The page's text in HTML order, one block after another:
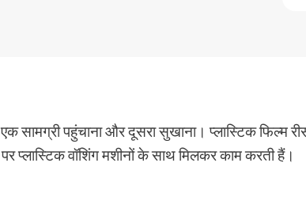
सामग्री पहुंचाना और दूसरा सुखाना। प्लास्टिक फिल्म
प्लास्टिक वॉशिंग मशीनों के साथ मिलकर काम करती हैं।